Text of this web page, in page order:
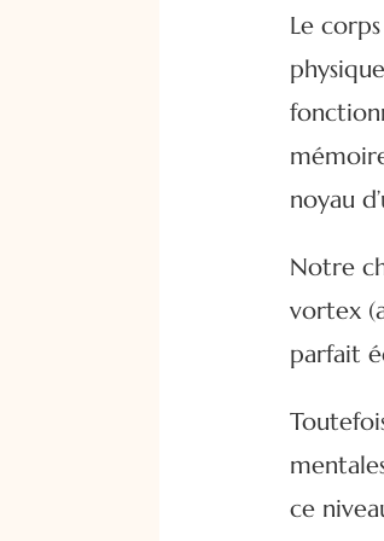
Le
noyau
Notre
vortex
parfait
ce